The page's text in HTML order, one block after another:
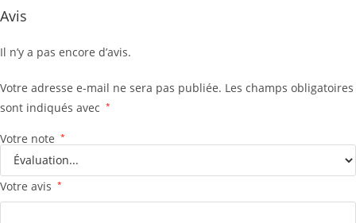
Avis
Il n’y a pas encore d’avis.
Votre adresse e-mail ne sera pas publiée. Les champs obligatoires
sont indiqués avec *
Votre note *
Votre avis *